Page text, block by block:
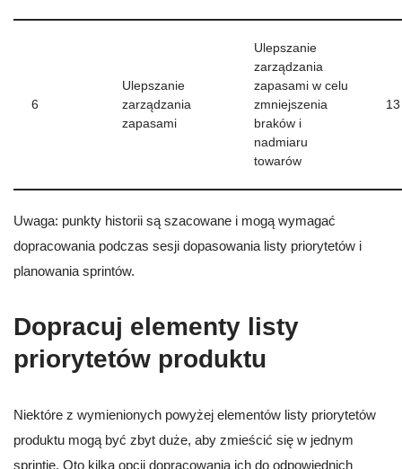
6
Ulepszanie
zarządzania
zapasami
Ulepszanie
zarządzania
zapasami w celu
zmniejszenia
braków i
nadmiaru
towarów
13
Uwaga: punkty historii są szacowane i mogą wymagać
dopracowania podczas sesji dopasowania listy priorytetów i
planowania sprintów.
Dopracuj elementy listy
priorytetów produktu
Niektóre z wymienionych powyżej elementów listy priorytetów
produktu mogą być zbyt duże, aby zmieścić się w jednym
sprintie. Oto kilka opcji dopracowania ich do odpowiednich